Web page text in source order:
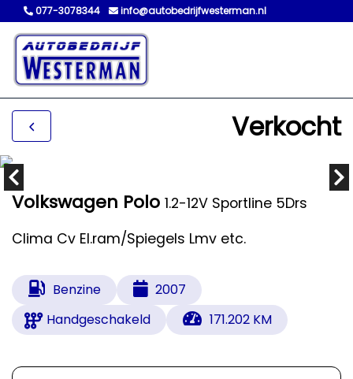
077-3078344 info@autobedrijfwesterman.nl
Verkocht
Volkswagen Polo 1.2-12V Sportline 5Drs
Clima Cv El.ram/Spiegels Lmv etc.
Benzine
2007
Handgeschakeld
171.202 KM